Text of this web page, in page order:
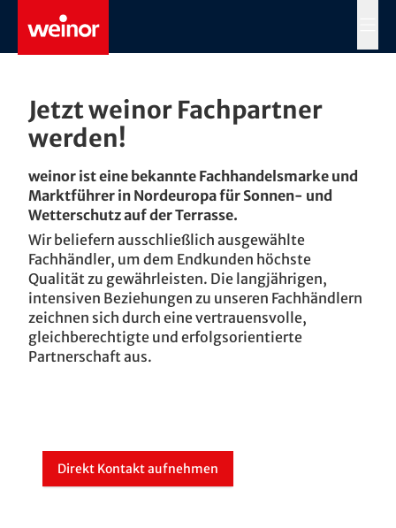
Skip to main content
Jetzt weinor Fachpartner
werden!
weinor ist eine bekannte Fachhandelsmarke und
Marktführer in Nordeuropa für Sonnen- und
Wetterschutz auf der Terrasse.
Wir beliefern ausschließlich ausgewählte
Fachhändler, um dem Endkunden höchste
Qualität zu gewährleisten. Die langjährigen,
intensiven Beziehungen zu unseren Fachhändlern
zeichnen sich durch eine vertrauensvolle,
gleichberechtigte und erfolgsorientierte
Partnerschaft aus.
Direkt Kontakt aufnehmen